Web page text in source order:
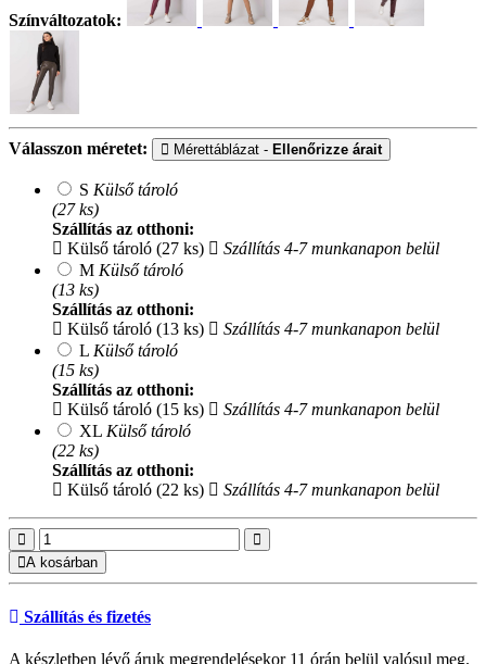
Színváltozatok:
Válasszon méretet: Mérettáblázat - Ellenőrizze árait
S Külső tároló
(27 ks)
Szállítás az otthoni:
Külső tároló (27 ks)
Szállítás 4-7 munkanapon belül
M Külső tároló
(13 ks)
Szállítás az otthoni:
Külső tároló (13 ks)
Szállítás 4-7 munkanapon belül
L Külső tároló
(15 ks)
Szállítás az otthoni:
Külső tároló (15 ks)
Szállítás 4-7 munkanapon belül
XL Külső tároló
(22 ks)
Szállítás az otthoni:
Külső tároló (22 ks)
Szállítás 4-7 munkanapon belül
A kosárban
Szállítás és fizetés
A készletben lévő áruk megrendelésekor 11 órán belül valósul meg.